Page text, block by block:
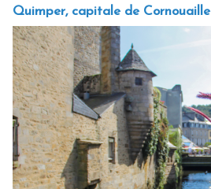
Quimper, capitale de Cornouaille